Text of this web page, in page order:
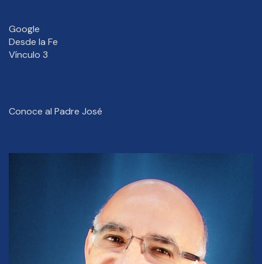
Google
Desde la Fe
Vínculo 3
Conoce al Padre José